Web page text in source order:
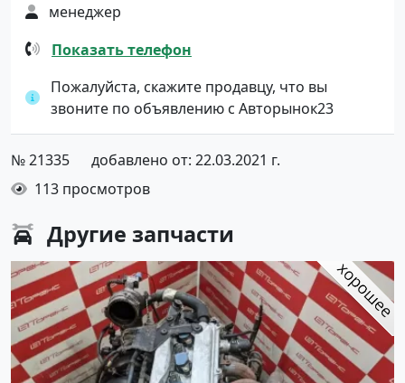
менеджер
Показать телефон
Пожалуйста, скажите продавцу, что вы
звоните по объявлению с Авторынок23
№ 21335
добавлено от: 22.03.2021 г.
113 просмотров
Другие запчасти